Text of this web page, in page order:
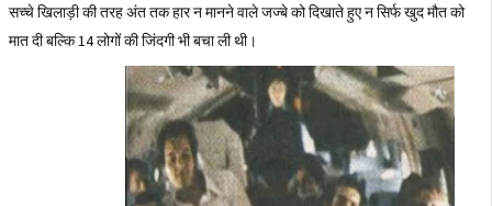
सच्चे खिलाड़ी की तरह अंत तक हार न मानने वाले जज्बे को दिखाते हुए न सिर्फ खुद मौत को
मात दी बल्कि 14 लोगों की जिंदगी भी बचा ली थी।